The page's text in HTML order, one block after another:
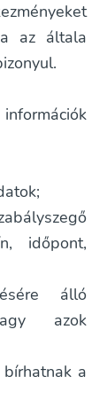
az általa
időpont,
álló
azok
a